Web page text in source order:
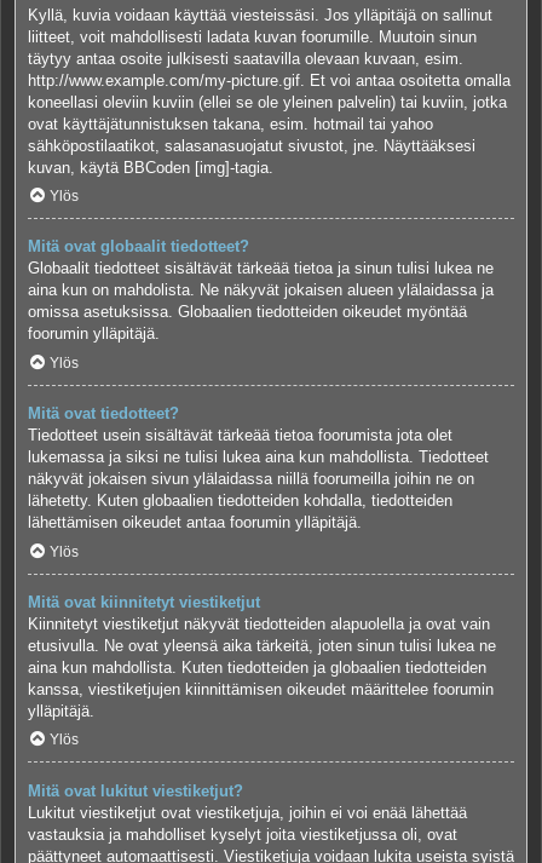
Kyllä, kuvia voidaan käyttää viesteissäsi. Jos ylläpitäjä on sallinut
liitteet, voit mahdollisesti ladata kuvan foorumille. Muutoin sinun
täytyy antaa osoite julkisesti saatavilla olevaan kuvaan, esim.
http://www.example.com/my-picture.gif. Et voi antaa osoitetta omalla
koneellasi oleviin kuviin (ellei se ole yleinen palvelin) tai kuviin, jotka
ovat käyttäjätunnistuksen takana, esim. hotmail tai yahoo
sähköpostilaatikot, salasanasuojatut sivustot, jne. Näyttääksesi
kuvan, käytä BBCoden [img]-tagia.
Ylös
Mitä ovat globaalit tiedotteet?
Globaalit tiedotteet sisältävät tärkeää tietoa ja sinun tulisi lukea ne
aina kun on mahdolista. Ne näkyvät jokaisen alueen ylälaidassa ja
omissa asetuksissa. Globaalien tiedotteiden oikeudet myöntää
foorumin ylläpitäjä.
Ylös
Mitä ovat tiedotteet?
Tiedotteet usein sisältävät tärkeää tietoa foorumista jota olet
lukemassa ja siksi ne tulisi lukea aina kun mahdollista. Tiedotteet
näkyvät jokaisen sivun ylälaidassa niillä foorumeilla joihin ne on
lähetetty. Kuten globaalien tiedotteiden kohdalla, tiedotteiden
lähettämisen oikeudet antaa foorumin ylläpitäjä.
Ylös
Mitä ovat kiinnitetyt viestiketjut
Kiinnitetyt viestiketjut näkyvät tiedotteiden alapuolella ja ovat vain
etusivulla. Ne ovat yleensä aika tärkeitä, joten sinun tulisi lukea ne
aina kun mahdollista. Kuten tiedotteiden ja globaalien tiedotteiden
kanssa, viestiketjujen kiinnittämisen oikeudet määrittelee foorumin
ylläpitäjä.
Ylös
Mitä ovat lukitut viestiketjut?
Lukitut viestiketjut ovat viestiketjuja, joihin ei voi enää lähettää
vastauksia ja mahdolliset kyselyt joita viestiketjussa oli, ovat
päättyneet automaattisesti. Viestiketjuja voidaan lukita useista syistä